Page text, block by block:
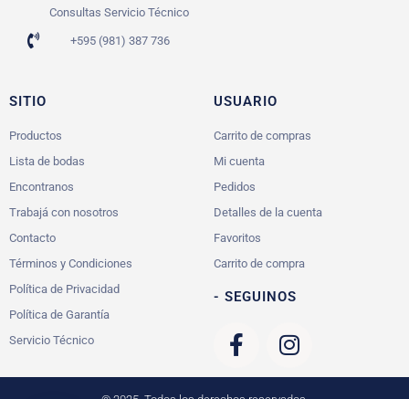
Consultas Servicio Técnico
+595 (981) 387 736
SITIO
Productos
Lista de bodas
Encontranos
Trabajá con nosotros
Contacto
Términos y Condiciones
Política de Privacidad
Política de Garantía
Servicio Técnico
USUARIO
Carrito de compras
Mi cuenta
Pedidos
Detalles de la cuenta
Favoritos
Carrito de compra
- SEGUINOS